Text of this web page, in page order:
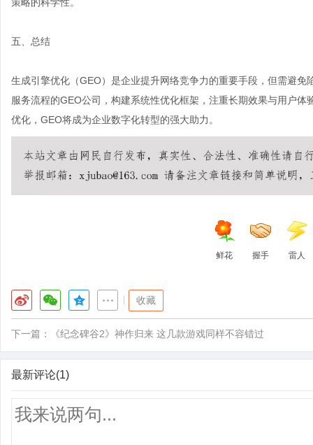
五、总结
生成引擎优化（GEO）是企业提升网络竞争力的重要手段，但需避
服务流程的GEO公司，构建系统性优化框架，注重长期效果与用户
优化，GEO将成为企业数字化转型的强大助力。
鲜花 握手 雷人
收藏
下一篇： 《纪念碑谷2》神作归来 这几款游戏同样不容错过
最新评论(1)